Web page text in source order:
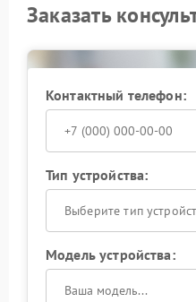
Заказать
Контактный телефон:
Тип устройства:
Выберите тип
Модель устройства: